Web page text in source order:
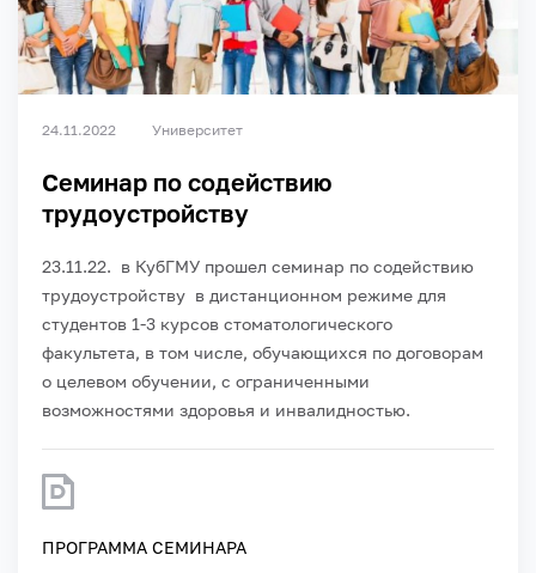
24.11.2022 Университет
Семинар по содействию
трудоустройству
23.11.22. в КубГМУ прошел семинар по содействию
трудоустройству в дистанционном режиме для
студентов 1-3 курсов стоматологического
факультета, в том числе, обучающихся по договорам
о целевом обучении, с ограниченными
возможностями здоровья и инвалидностью.
ПРОГРАММА СЕМИНАРА